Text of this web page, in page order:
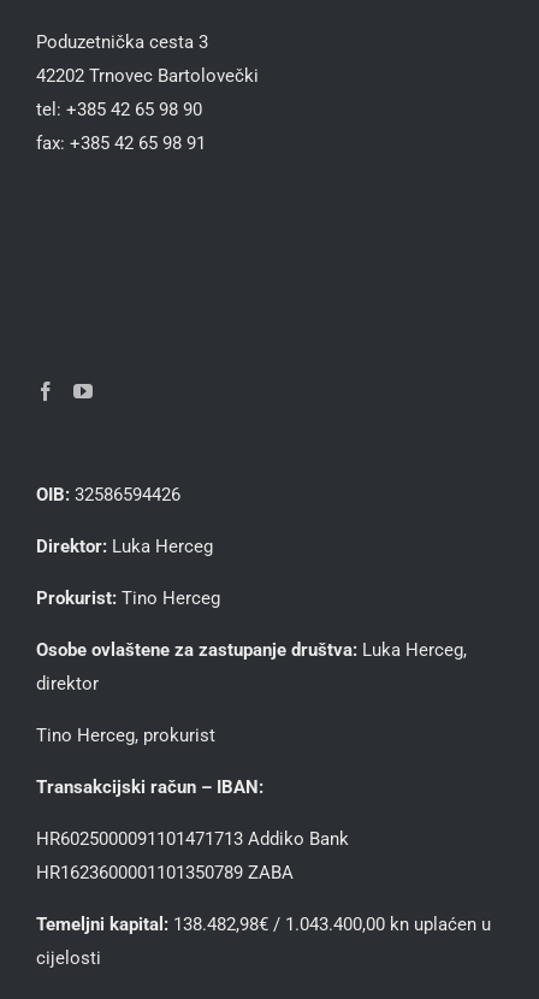
Poduzetnička cesta 3
42202 Trnovec Bartolovečki
tel: +385 42 65 98 90
fax: +385 42 65 98 91
OIB: 32586594426
Direktor: Luka Herceg
Prokurist: Tino Herceg
Osobe ovlaštene za zastupanje društva: Luka Herceg,
direktor
Tino Herceg, prokurist
Transakcijski račun – IBAN:
HR6025000091101471713 Addiko Bank
HR1623600001101350789 ZABA
Temeljni kapital: 138.482,98€ / 1.043.400,00 kn uplaćen u
cijelosti